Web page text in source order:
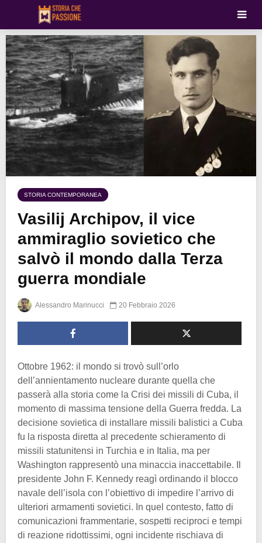
STORIA CONTEMPORANEA
Vasilij Archipov, il vice
ammiraglio sovietico che
salvò il mondo dalla Terza
guerra mondiale
Alessandro Marinucci 20 Febbraio 2026
Ottobre 1962: il mondo si trovò sull’orlo
dell’annientamento nucleare durante quella che
passerà alla storia come la Crisi dei missili di Cuba, il
momento di massima tensione della Guerra fredda. La
decisione sovietica di installare missili balistici a Cuba
fu la risposta diretta al precedente schieramento di
missili statunitensi in Turchia e in Italia, ma per
Washington rappresentò una minaccia inaccettabile. Il
presidente John F. Kennedy reagì ordinando il blocco
navale dell’isola con l’obiettivo di impedire l’arrivo di
ulteriori armamenti sovietici. In quel contesto, fatto di
comunicazioni frammentarie, sospetti reciproci e tempi
di reazione ridottissimi, ogni incidente rischiava di